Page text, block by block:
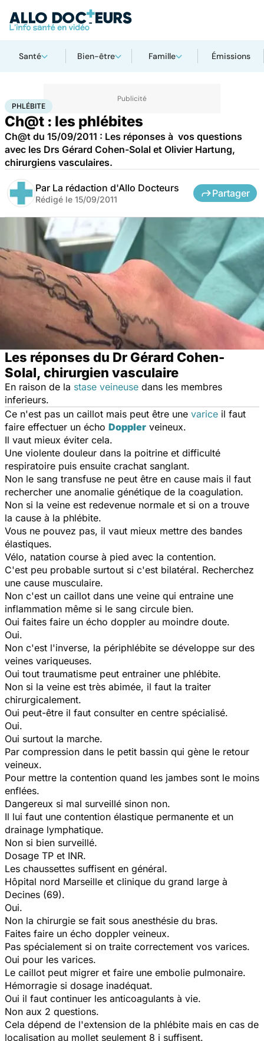
Santé Bien-être Famille Émissions
AccueilSanté
PHLÉBITE
Ch@t : les phlébites
Ch@t du 15/09/2011 : Les réponses à vos questions
avec les Drs Gérard Cohen-Solal et Olivier Hartung,
chirurgiens vasculaires.
Par La rédaction d'Allo Docteurs
Rédigé le 15/09/2011
Partager
Les réponses du Dr Gérard Cohen-
Solal, chirurgien vasculaire
En raison de la stase veineuse dans les membres
inferieurs.
Ce n'est pas un caillot mais peut être une varice il faut
faire effectuer un écho Doppler veineux.
Il vaut mieux éviter cela.
Une violente douleur dans la poitrine et difficulté
respiratoire puis ensuite crachat sanglant.
Non le sang transfuse ne peut être en cause mais il faut
rechercher une anomalie génétique de la coagulation.
Non si la veine est redevenue normale et si on a trouve
la cause à la phlébite.
Vous ne pouvez pas, il vaut mieux mettre des bandes
élastiques.
Vélo, natation course à pied avec la contention.
C'est peu probable surtout si c'est bilatéral. Recherchez
une cause musculaire.
Non c'est un caillot dans une veine qui entraine une
inflammation même si le sang circule bien.
Oui faites faire un écho doppler au moindre doute.
Oui.
Non c'est l'inverse, la périphlébite se développe sur des
veines variqueuses.
Oui tout traumatisme peut entrainer une phlébite.
Non si la veine est très abimée, il faut la traiter
chirurgicalement.
Oui peut-être il faut consulter en centre spécialisé.
Oui.
Oui surtout la marche.
Par compression dans le petit bassin qui gène le retour
veineux.
Pour mettre la contention quand les jambes sont le moins
enflées.
Dangereux si mal surveillé sinon non.
Il lui faut une contention élastique permanente et un
drainage lymphatique.
Non si bien surveillé.
Dosage TP et INR.
Les chaussettes suffisent en général.
Hôpital nord Marseille et clinique du grand large à
Decines (69).
Oui.
Non la chirurgie se fait sous anesthésie du bras.
Faites faire un écho doppler veineux.
Pas spécialement si on traite correctement vos varices.
Oui pour les varices.
Le caillot peut migrer et faire une embolie pulmonaire.
Hémorragie si dosage inadéquat.
Oui il faut continuer les anticoagulants à vie.
Non aux 2 questions.
Cela dépend de l'extension de la phlébite mais en cas de
localisation au mollet seulement 8 j suffisent.